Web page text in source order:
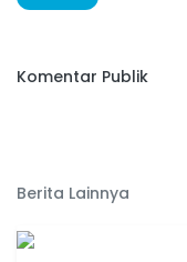
Komentar Publik
Berita Lainnya